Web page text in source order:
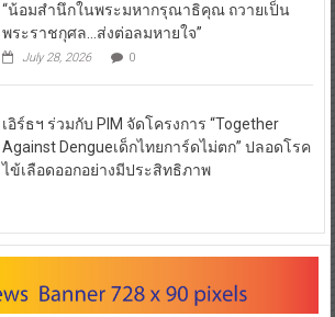
“น้อมสำนึกในพระมหากรุณาธิคุณ ถวายเป็น
พระราชกุศล…ส่งต่อลมหายใจ”
July 28, 2026 0
เอิร์ธฯ ร่วมกับ PIM จัดโครงการ “Together
Against Dengueเด็กไทยการ์ดไม่ตก” ปลอดโรค
ไข้เลือดออกอย่างมีประสิทธิภาพ